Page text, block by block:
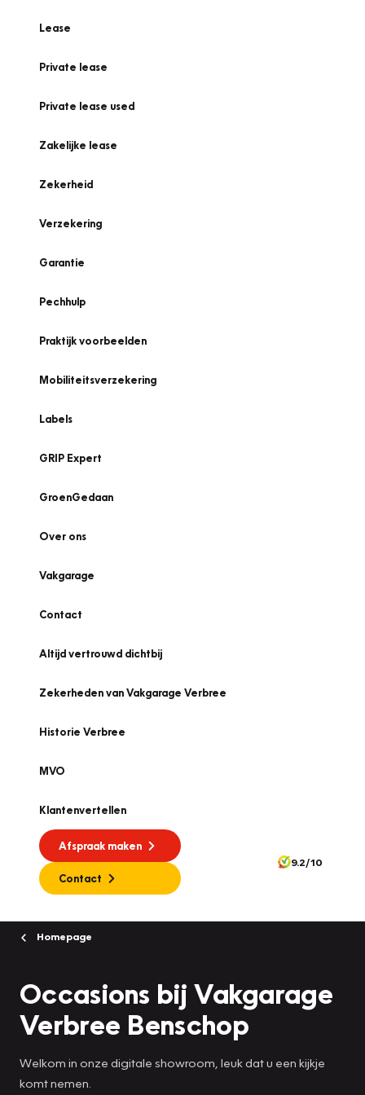
Lease
Private lease
Private lease used
Zakelijke lease
Zekerheid
Verzekering
Garantie
Pechhulp
Praktijk voorbeelden
Mobiliteitsverzekering
Labels
GRIP Expert
GroenGedaan
Over ons
Vakgarage
Contact
Altijd vertrouwd dichtbij
Zekerheden van Vakgarage Verbree
Historie Verbree
MVO
Klantenvertellen
Afspraak maken
Contact
9.2/10
Homepage
Occasions bij Vakgarage
Verbree Benschop
Welkom in onze digitale showroom, leuk dat u een kijkje
komt nemen.